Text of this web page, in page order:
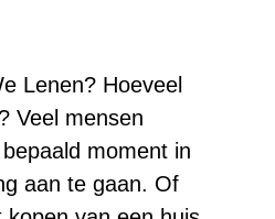
Lenen? Hoeveel
Veel mensen
moment in
aan te gaan. Of